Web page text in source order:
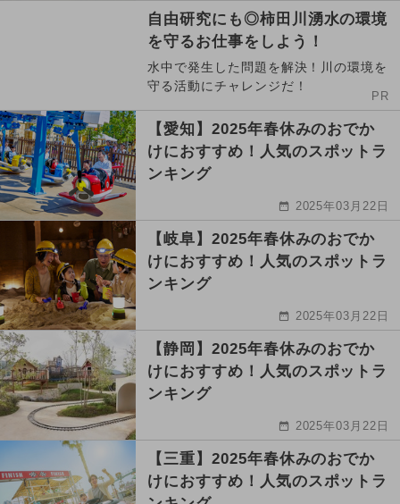
自由研究にも◎柿田川湧水の環境
を守るお仕事をしよう！
水中で発生した問題を解決！川の環境を
守る活動にチャレンジだ！
PR
【愛知】2025年春休みのおでか
けにおすすめ！人気のスポットラ
ンキング
2025年03月22日
【岐阜】2025年春休みのおでか
けにおすすめ！人気のスポットラ
ンキング
2025年03月22日
【静岡】2025年春休みのおでか
けにおすすめ！人気のスポットラ
ンキング
2025年03月22日
【三重】2025年春休みのおでか
けにおすすめ！人気のスポットラ